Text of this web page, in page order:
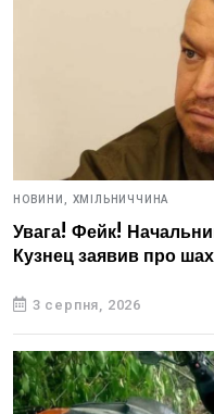
НОВИНИ, ХМІЛЬНИЧЧИНА
Увага! Фейк!
Кузнец заявив про
3 серпня, 2026